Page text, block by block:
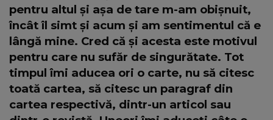
pentru altul și așa de tare m-am obișnuit,
încât îl simt și acum și am sentimentul că e
lângă mine. Cred că și acesta este motivul
pentru care nu sufăr de singurătate. Tot
timpul îmi aducea ori o carte, nu să citesc
toată cartea, să citesc un paragraf din
cartea respectivă, dintr-un articol sau